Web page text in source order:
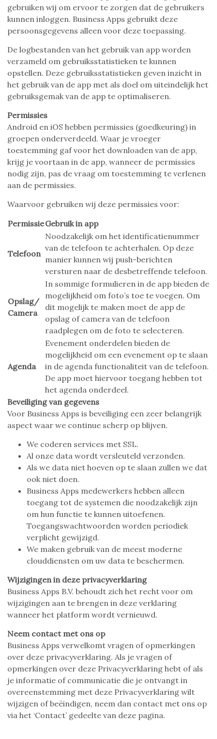
gebruiken wij om ervoor te zorgen dat de gebruikers
kunnen inloggen. Business Apps gebruikt deze
persoonsgegevens alleen voor deze toepassing.
De logbestanden van het gebruik van app worden
verzameld om gebruiksstatistieken te kunnen
opstellen. Deze gebruiksstatistieken geven inzicht in
het gebruik van de app met als doel om uiteindelijk het
gebruiksgemak van de app te optimaliseren.
Permissies
Android en iOS hebben permissies (goedkeuring) in
groepen onderverdeeld. Waar je vroeger
toestemming gaf voor het downloaden van de app,
krijg je voortaan in de app, wanneer de permissies
nodig zijn, pas de vraag om toestemming te verlenen
aan de permissies.
Waarvoor gebruiken wij deze permissies voor:
PermissieGebruik in app
Telefoon
Noodzakelijk om het identificatienummer
van de telefoon te achterhalen. Op deze
manier kunnen wij push-berichten
versturen naar de desbetreffende telefoon.
Opslag/
Camera
In sommige formulieren in de app bieden de
mogelijkheid om foto’s toe te voegen. Om
dit mogelijk te maken moet de app de
opslag of camera van de telefoon
raadplegen om de foto te selecteren.
Agenda
Evenement onderdelen bieden de
mogelijkheid om een evenement op te slaan
in de agenda functionaliteit van de telefoon.
De app moet hiervoor toegang hebben tot
het agenda onderdeel.
Beveiliging van gegevens
Voor Business Apps is beveiliging een zeer belangrijk
aspect waar we continue scherp op blijven.
We coderen services met SSL.
Al onze data wordt versleuteld verzonden.
Als we data niet hoeven op te slaan zullen we dat
ook niet doen.
Business Apps medewerkers hebben alleen
toegang tot de systemen die noodzakelijk zijn
om hun functie te kunnen uitoefenen.
Toegangswachtwoorden worden periodiek
verplicht gewijzigd.
We maken gebruik van de meest moderne
clouddiensten om uw data te beschermen.
Wijzigingen in deze privacyverklaring
Business Apps B.V. behoudt zich het recht voor om
wijzigingen aan te brengen in deze verklaring
wanneer het platform wordt vernieuwd.
Neem contact met ons op
Business Apps verwelkomt vragen of opmerkingen
over deze privacyverklaring. Als je vragen of
opmerkingen over deze Privacyverklaring hebt of als
je informatie of communicatie die je ontvangt in
overeenstemming met deze Privacyverklaring wilt
wijzigen of beëindigen, neem dan contact met ons op
via het ‘Contact’ gedeelte van deze pagina.